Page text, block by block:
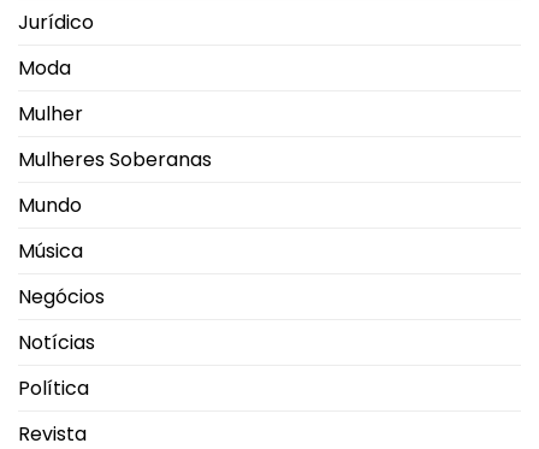
Jurídico
Moda
Mulher
Mulheres Soberanas
Mundo
Música
Negócios
Notícias
Política
Revista